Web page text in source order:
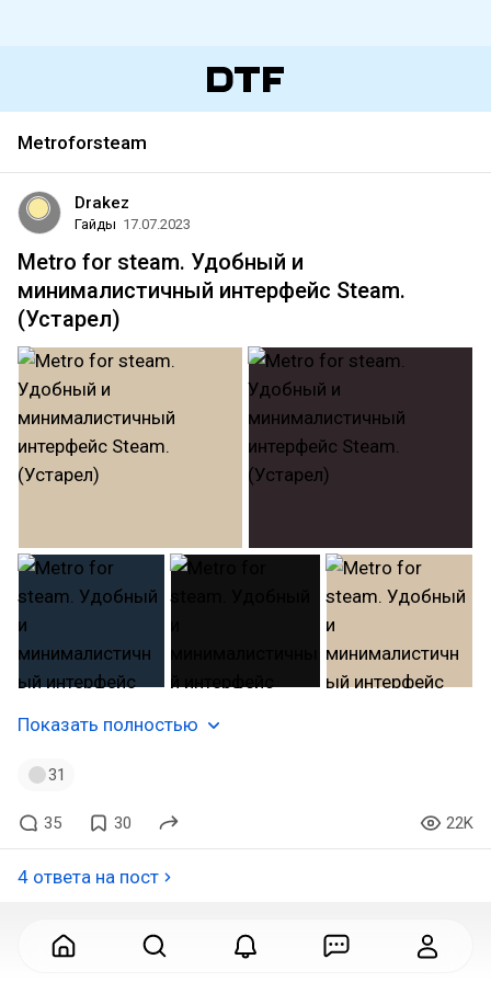
Metroforsteam
Drakez
Гайды 17.07.2023
Metro for steam. Удобный и
минималистичный интерфейс Steam.
(Устарел)
Показать полностью
31
35 30 22K
4 ответа на пост